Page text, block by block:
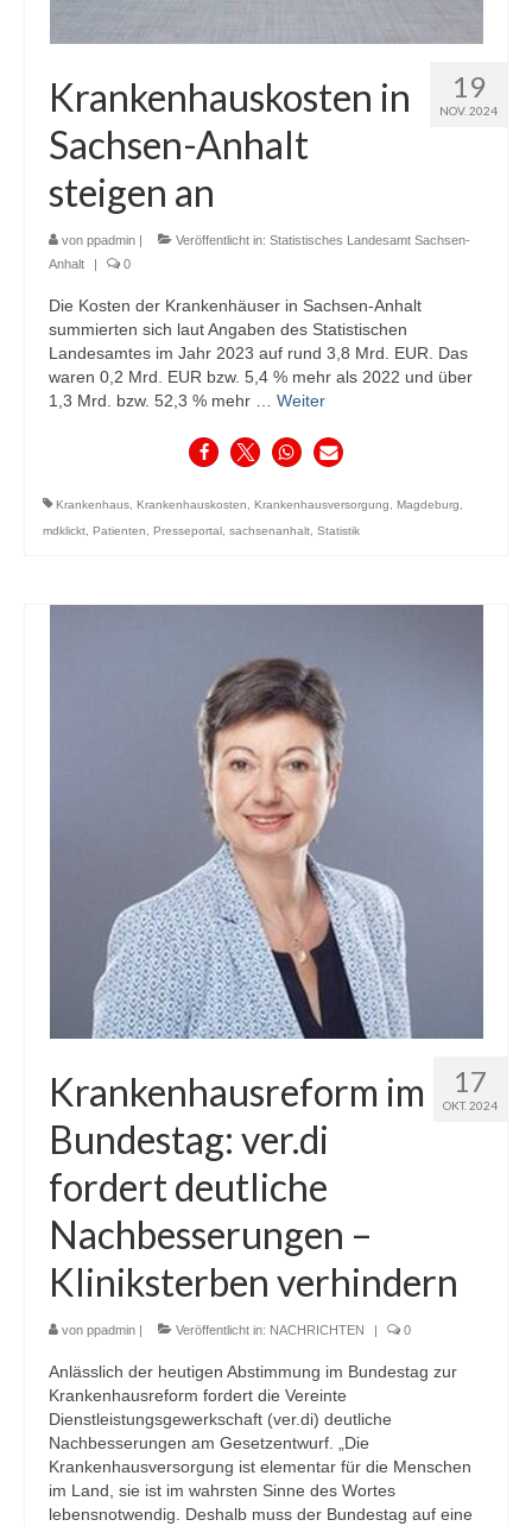
19
NOV. 2024
Krankenhauskosten in
Sachsen-Anhalt
steigen an
von ppadmin Veröffentlicht in: Statistisches Landesamt Sachsen-
Anhalt
0
Die Kosten der Krankenhäuser in Sachsen-Anhalt
summierten sich laut Angaben des Statistischen
Landesamtes im Jahr 2023 auf rund 3,8 Mrd. EUR. Das
waren 0,2 Mrd. EUR bzw. 5,4 % mehr als 2022 und über
1,3 Mrd. bzw. 52,3 % mehr … Weiter
Krankenhaus, Krankenhauskosten, Krankenhausversorgung, Magdeburg,
mdklickt, Patienten, Presseportal , sachsenanhalt, Statistik
17
OKT. 2024
Krankenhausreform im
Bundestag: ver.di
fordert deutliche
Nachbesserungen –
Kliniksterben verhindern
von ppadmin Veröffentlicht in: NACHRICHTEN 0
Anlässlich der heutigen Abstimmung im Bundestag zur
Krankenhausreform fordert die Vereinte
Dienstleistungsgewerkschaft (ver.di) deutliche
Nachbesserungen am Gesetzentwurf. „Die
Krankenhausversorgung ist elementar für die Menschen
im Land, sie ist im wahrsten Sinne des Wortes
lebensnotwendig. Deshalb muss der Bundestag auf eine